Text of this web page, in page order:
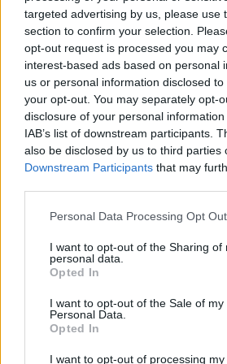
targeted advertising by us, please use
section to confirm your selection.
opt-out request is processed you may
interest-based ads based on personal
us or personal information disclosed
your opt-out. You may separately opt-
disclosure of your personal
IAB’s list of downstream participants.
also be disclosed by us to third parties
Downstream Participants that may
Please note that this website/app uses
not limited to your visit or usage
grant or deny consent to Google and
use your data for below specified
consent section.
Personal Data Processing Opt
I want to opt-out of the Sharing of
personal data.
Opted In
I want to opt-out of the Sale of my
Personal Data.
Opted In
I want to opt-out of processing my
eredeti előadás népszerű dalait,
felhasználva tette rendkívül
A legendás történetre és
korosztály kíváncsi, mert jó látni
történetet, a nagyszerű dalokat
színművészeket. AVígszínház
örömöt adó zenés játékban
hogy az eredeti
Almási Évát,aJózsefetalakító
láthatja a közönség, akiknek
színpadonBalázsovits Edit és